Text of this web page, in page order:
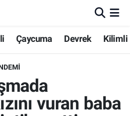
Çaycuma Devrek Kilimli
vuran baba
Eczaneler
Vakitleri